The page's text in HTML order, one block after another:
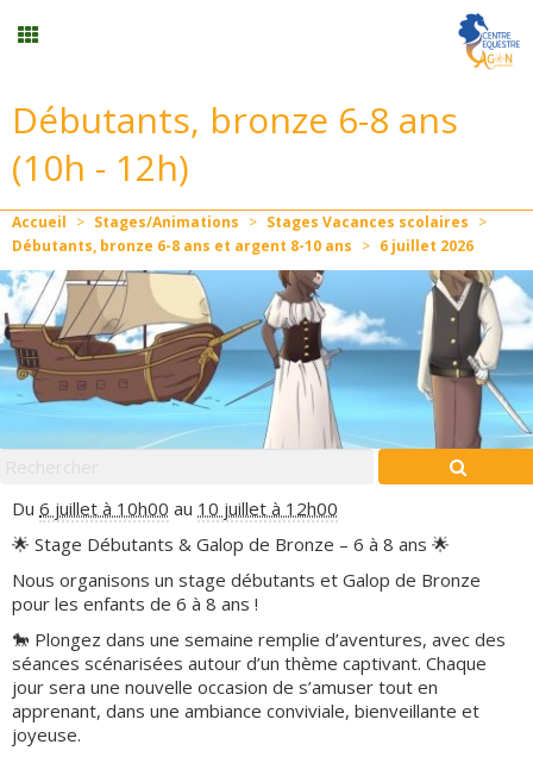
Stages vacances
Formation professionnelle
Stages/Animations
0 Panier
Débutants, bronze 6-8 ans
(10h - 12h)
Accueil > Stages/Animations > Stages Vacances scolaires >
Débutants, bronze 6-8 ans et argent 8-10 ans > 6 juillet 2026
Du 6 juillet à 10h00 au 10 juillet à 12h00
🌟 Stage Débutants & Galop de Bronze – 6 à 8 ans 🌟
Nous organisons un stage débutants et Galop de Bronze
pour les enfants de 6 à 8 ans !
🐎 Plongez dans une semaine remplie d’aventures, avec des
séances scénarisées autour d’un thème captivant. Chaque
jour sera une nouvelle occasion de s’amuser tout en
apprenant, dans une ambiance conviviale, bienveillante et
joyeuse.